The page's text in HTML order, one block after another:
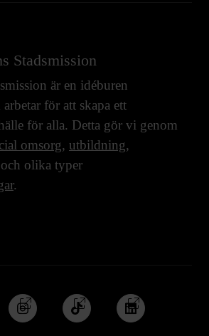
Stadsmission
är en idéburen
för att skapa ett
för alla. Detta gör vi genom
omsorg, utbildning,
och olika typer
.
Följ
oss
Följ
oss
Följ
oss